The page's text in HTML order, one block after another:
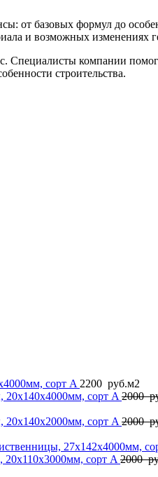
от базовых формул до
и возможных изменениях
Специалисты компании
строительства.
сорт A 2200 руб.м2
сорт A 2000
сорт A 2000
27x142x4000мм,
сорт A 2000